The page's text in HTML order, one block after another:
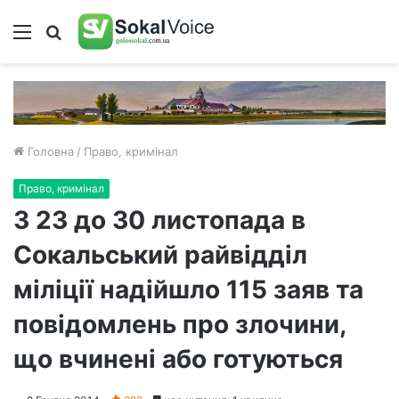
Меню Пошук
Головна / Право, кримінал
Право, кримінал
З 23 до 30 листопада в
Сокальський райвідділ
міліції надійшло 115 заяв та
повідомлень про злочини,
що вчинені або готуються